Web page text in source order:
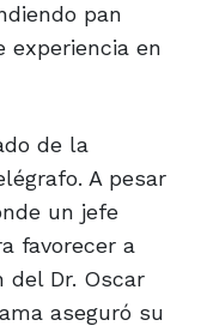
pan
experiencia en
de la
A pesar
un jefe
favorecer a
Dr. Oscar
aseguró su